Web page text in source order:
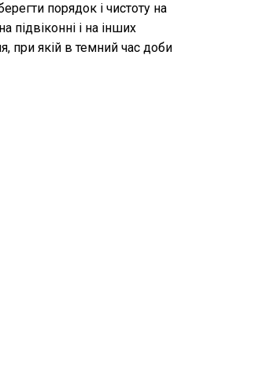
порядок і чистоту на
підвіконні і на інших
при якій в темний час доби